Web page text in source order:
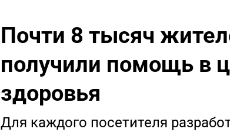
Почти 8 тысяч
получили помощь в
здоровья
Для каждого посетителя